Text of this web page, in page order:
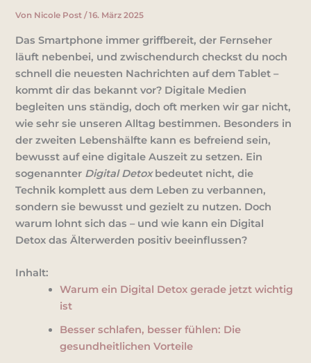
Von Nicole Post/16. März 2025
Das Smartphone immer griffbereit, der Fernseher
läuft nebenbei, und zwischendurch checkst du noch
schnell die neuesten Nachrichten auf dem Tablet –
kommt dir das bekannt vor? Digitale Medien
begleiten uns ständig, doch oft merken wir gar nicht,
wie sehr sie unseren Alltag bestimmen. Besonders in
der zweiten Lebenshälfte kann es befreiend sein,
bewusst auf einedigitale Auszeit zu setzen. Ein
sogenannter Digital Detoxbedeutet nicht, die
Technik komplett aus dem Leben zu verbannen,
sondern sie bewusst und gezielt zu nutzen. Doch
warum lohnt sich das – und wie kann ein Digital
Detox dasÄlterwerden positiv beeinflussen?
Inhalt:
Warum ein Digital Detox gerade jetzt wichtig
ist
Besser schlafen, besser fühlen: Die
gesundheitlichen Vorteile